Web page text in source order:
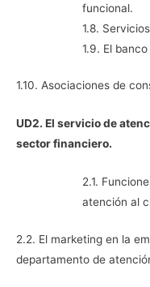
funcional.
1.8.
1.9. El
1.10. Asociaciones de
UD2. El servicio de
sector financiero.
2.1.
atención al
2.2. El marketing en la
departamento de